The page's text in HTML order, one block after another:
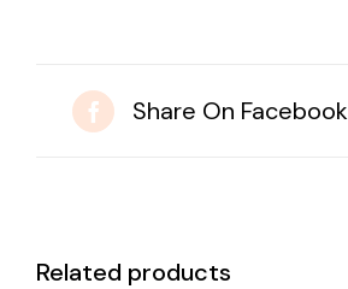
Share On Facebook
Related products